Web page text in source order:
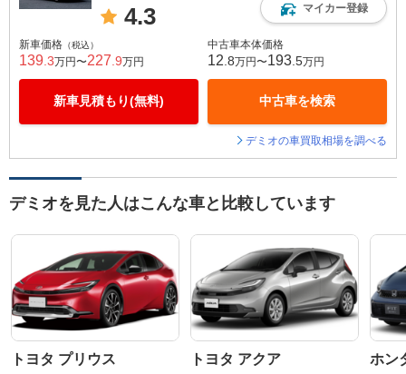
4.3 マイカー登録
新車価格 （税込）
139 .3万円〜227 .9万円
新車見積もり(無料)
中古車本体価格
12 .8万円〜193 .5万円
中古車を検索
デミオの車買取相場を調べる
デミオを見た人はこんな車と比較しています
トヨタ プリウス トヨタ アクア ホン